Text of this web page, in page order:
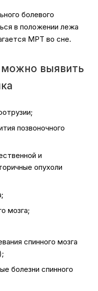
болевого
в положении лежа
МРТ во сне.
можно выявить
позвоночного
и
опухоли
мозга;
спинного мозга
болезни спинного